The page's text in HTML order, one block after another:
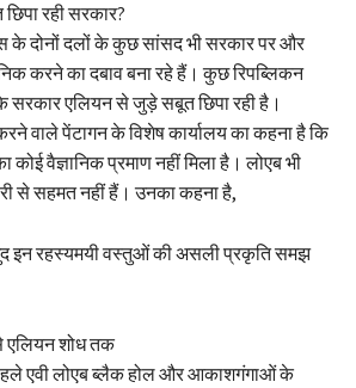
रही सरकार?
के दोनों दलों के कुछ सांसद भी सरकार पर और
करने का दबाव बना रहे हैं। कुछ रिपब्लिकन
सरकार एलियन से जुड़े सबूत छिपा रही है।
वाले पेंटागन के विशेष कार्यालय का कहना है कि
वैज्ञानिक प्रमाण नहीं मिला है। लोएब भी
से सहमत नहीं हैं। उनका कहना है,
इन रहस्यमयी वस्तुओं की असली प्रकृति समझ
एलियन शोध तक
एवी लोएब ब्लैक होल और आकाशगंगाओं के